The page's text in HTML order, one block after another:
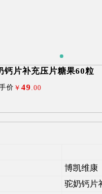
钙片补充压片糖果60粒
价 ￥ 49 .00
博凯维康
驼奶钙片